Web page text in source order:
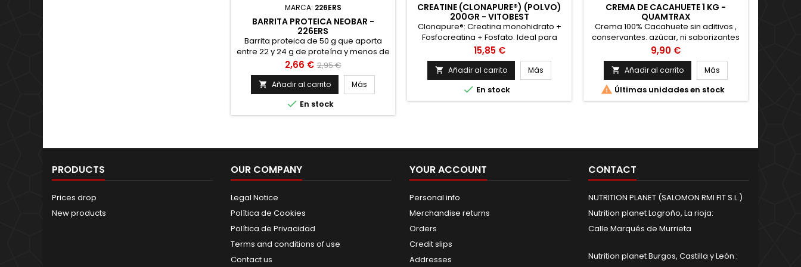
MARCA: 226ERS
BARRITA PROTEICA NEOBAR -
226ERS
Barrita proteica de 50 g que aporta
entre 22 y 24 g de proteína y menos de
1,5 g de azúcar. Una reformulación de
la anterior a la que se le ha dado un
toque crujiente y nuevos sabores, son
ideales para tomar como snack en
cualquier momento del día, como
aporte proteico y como recuperadora
Precio
2,66 € Precio
base
2,95 €
 Añadir al carrito Más
 En stock
CREATINE (CLONAPURE®) (POLVO)
200GR - VITOBEST
Clonapure®: Creatina monohidrato +
Fosfocreatina + Fosfato. Ideal para
atletas de alto rendimiento. Sin
necesidad de fase de carga. Creatina
micronizada. Información de Envío
Envío Península española - Compra
antes de las 17:00 y RECÍBELO MAÑANA
Envío en Logroño - Compra antes de
Precio
15,85 €
 Añadir al carrito Más
 En stock
CREMA DE CACAHUETE 1 KG -
QUAMTRAX
Crema 100% Cacahuete sin aditivos ,
conservantes. azúcar, ni saborizantes
de ningún tipo.
Precio
9,90 €
 Añadir al carrito Más
 Últimas unidades en stock
PRODUCTS
Prices drop
New products
OUR COMPANY
Legal Notice
Política de Cookies
Política de Privacidad
Terms and conditions of use
Contact us
YOUR ACCOUNT
Personal info
Merchandise returns
Orders
Credit slips
Addresses
CONTACT
NUTRITION PLANET (SALOMON RMI FIT S.L.)
Nutrition planet Logroño, La rioja:
Calle Marqués de Murrieta
Nutrition planet Burgos, Castilla y León :